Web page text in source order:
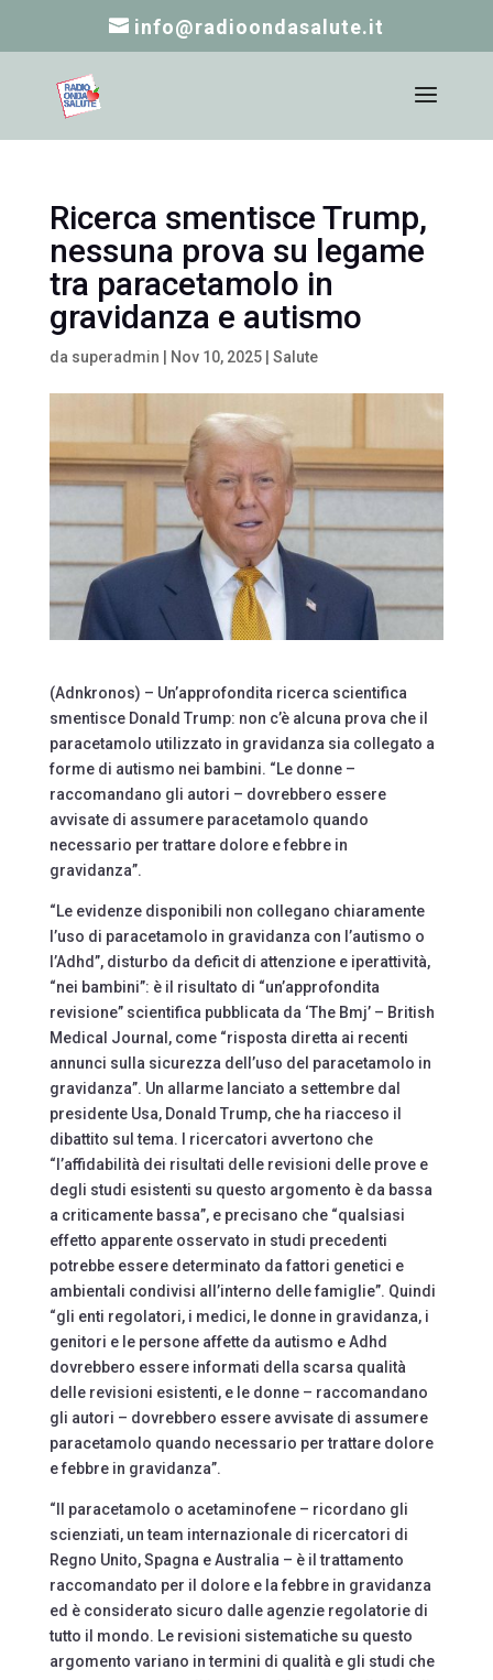
info@radioondasalute.it
Ricerca smentisce Trump,
nessuna prova su legame
tra paracetamolo in
gravidanza e autismo
da superadmin Nov 10, 2025| Salute
(Adnkronos) – Un’approfondita ricerca scientifica
smentisce Donald Trump: non c’è alcuna prova che il
paracetamolo utilizzato in gravidanza sia collegato a
forme di autismo nei bambini. “Le donne –
raccomandano gli autori – dovrebbero essere
avvisate di assumere paracetamolo quando
necessario per trattare dolore e febbre in
gravidanza”.
“Le evidenze disponibili non collegano chiaramente
l’uso di paracetamolo in gravidanza con l’autismo o
l’Adhd”, disturbo da deficit di attenzione e iperattività,
“nei bambini”: è il risultato di “un’approfondita
revisione” scientifica pubblicata da ‘The Bmj’ – British
Medical Journal, come “risposta diretta ai recenti
annunci sulla sicurezza dell’uso del paracetamolo in
gravidanza”. Un allarme lanciato a settembre dal
presidente Usa, Donald Trump, che ha riacceso il
dibattito sul tema. I ricercatori avvertono che
“l’affidabilità dei risultati delle revisioni delle prove e
degli studi esistenti su questo argomento è da bassa
a criticamente bassa”, e precisano che “qualsiasi
effetto apparente osservato in studi precedenti
potrebbe essere determinato da fattori genetici e
ambientali condivisi all’interno delle famiglie”. Quindi
“gli enti regolatori, i medici, le donne in gravidanza, i
genitori e le persone affette da autismo e Adhd
dovrebbero essere informati della scarsa qualità
delle revisioni esistenti, e le donne – raccomandano
gli autori – dovrebbero essere avvisate di assumere
paracetamolo quando necessario per trattare dolore
e febbre in gravidanza”.
“Il paracetamolo o acetaminofene – ricordano gli
scienziati, un team internazionale di ricercatori di
Regno Unito, Spagna e Australia – è il trattamento
raccomandato per il dolore e la febbre in gravidanza
ed è considerato sicuro dalle agenzie regolatorie di
tutto il mondo. Le revisioni sistematiche su questo
argomento variano in termini di qualità e gli studi che